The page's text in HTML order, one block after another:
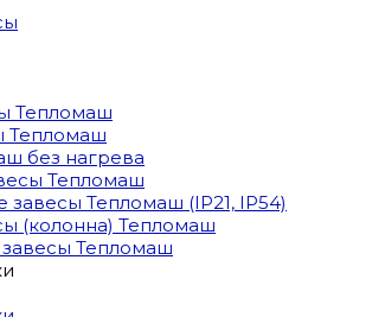
Тепломаш
Тепломаш
без нагрева
Тепломаш
Тепломаш (IP21, IP54)
(колонна) Тепломаш
Тепломаш